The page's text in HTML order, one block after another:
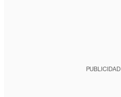
PUBLICIDAD